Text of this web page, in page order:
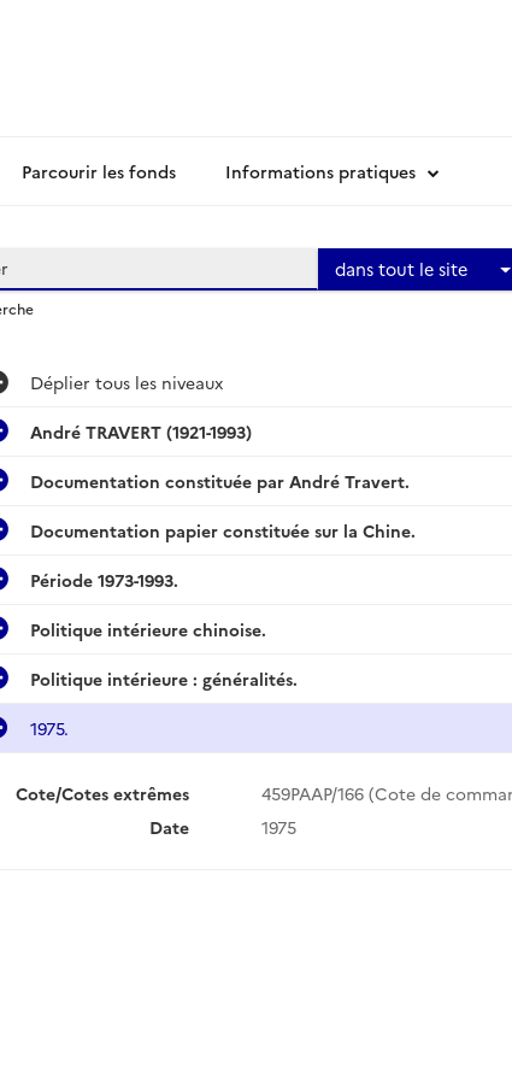
Parcourir les fonds Informations pratiques
dans tout le site
Déplier tous les niveaux
André TRAVERT (1921-1993)
Documentation constituée par André Travert.
Documentation papier constituée sur la Chine.
Période 1973-1993.
Politique intérieure chinoise.
Politique intérieure : généralités.
1975.
Cote/Cotes extrêmes
459PAAP/166 (Cote de
Date
1975